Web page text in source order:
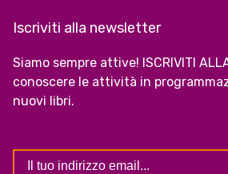
Iscriviti alla newsletter
Siamo sempre attive! ISCRIVITI
conoscere le attività in
nuovi libri.